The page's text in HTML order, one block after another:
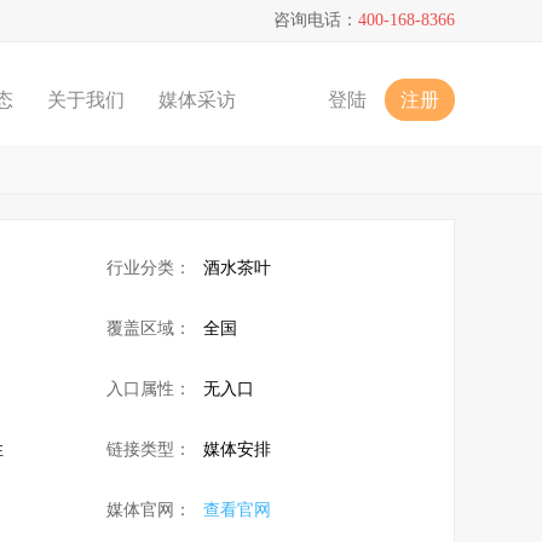
咨询电话： 400-168-8366
关于我们 媒体采访 登陆 注册
行业分类： 酒水茶叶
覆盖区域： 全国
入口属性： 无入口
链接类型： 媒体安排
媒体官网： 查看官网